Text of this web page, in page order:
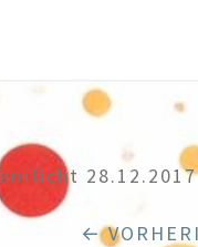
28.12.2017
←